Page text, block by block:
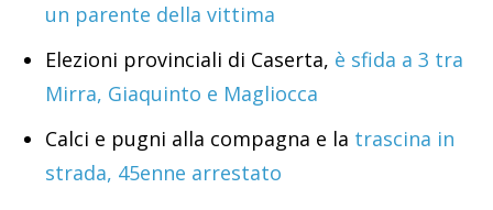
un parente della vittima
Elezioni provinciali di Caserta, è sfida a 3 tra
Mirra, Giaquinto e Magliocca
Calci e pugni alla compagna e la trascina in
strada, 45enne arrestato